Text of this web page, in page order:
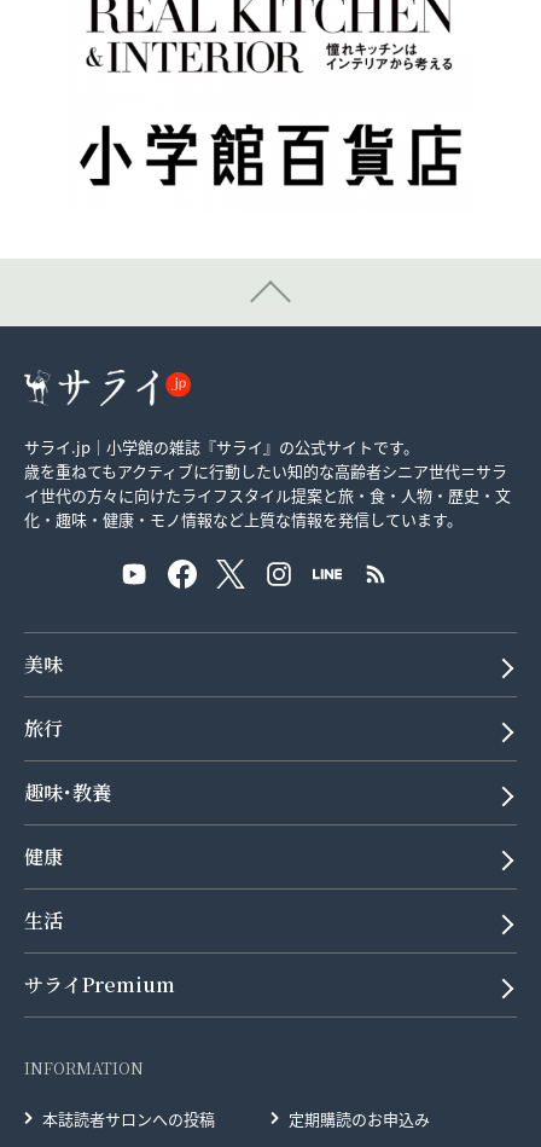
サライ.jp｜小学館の雑誌『サライ』の公式サイトです。
歳を重ねてもアクティブに行動したい知的な高齢者シニア世代＝サラ
イ世代の方々に向けたライフスタイル提案と旅・食・人物・歴史・文
化・趣味・健康・モノ情報など上質な情報を発信しています。
美味
旅行
趣味･教養
健康
生活
サライPremium
INFORMATION
本誌読者サロンへの投稿
定期購読のお申込み